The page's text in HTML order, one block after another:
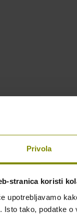
Privola
stranica koristi
upotrebljavamo
Isto tako, podatke
suda u Pazinu u